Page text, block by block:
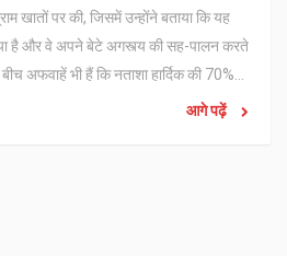
खातों पर की, जिसमें उन्होंने बताया कि यह
है और वे अपने बेटे अगस्त्य की सह-पालन करते
अफवाहें भी हैं कि नताशा हार्दिक की 70%
आगे पढ़ें